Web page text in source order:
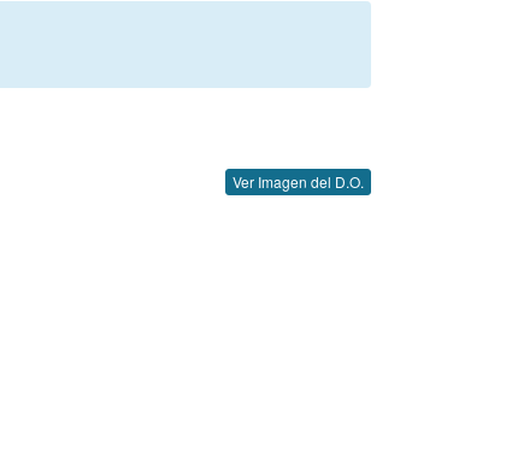
Ver Imagen del D.O.